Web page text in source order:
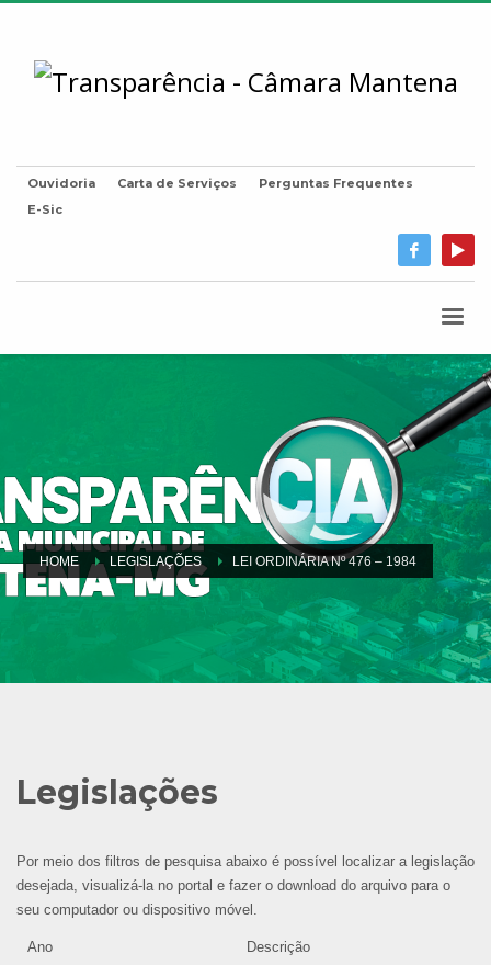
Ouvidoria Carta de Serviços
Perguntas Frequentes
E-Sic
HOME LEGISLAÇÕES LEI ORDINÁRIA Nº 476 – 1984
Legislações
Por meio dos filtros de pesquisa abaixo é possível localizar a legislação
desejada, visualizá-la no portal e fazer o download do arquivo para o
seu computador ou dispositivo móvel.
Ano Descrição